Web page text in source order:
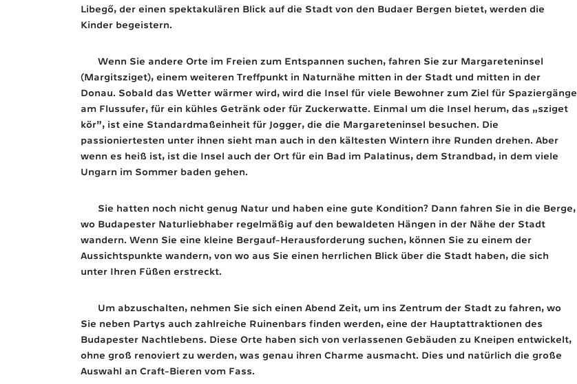
Libegő, der einen spektakulären Blick auf die Stadt von den Budaer Bergen bietet, werden die
Kinder begeistern.
Wenn Sie andere Orte im Freien zum Entspannen suchen, fahren Sie zur Margareteninsel
(Margitsziget), einem weiteren Treffpunkt in Naturnähe mitten in der Stadt und mitten in der
Donau. Sobald das Wetter wärmer wird, wird die Insel für viele Bewohner zum Ziel für Spaziergänge
am Flussufer, für ein kühles Getränk oder für Zuckerwatte. Einmal um die Insel herum, das „sziget
kör”, ist eine Standardmaßeinheit für Jogger, die die Margareteninsel besuchen. Die
passioniertesten unter ihnen sieht man auch in den kältesten Wintern ihre Runden drehen. Aber
wenn es heiß ist, ist die Insel auch der Ort für ein Bad im Palatinus, dem Strandbad, in dem viele
Ungarn im Sommer baden gehen.
Sie hatten noch nicht genug Natur und haben eine gute Kondition? Dann fahren Sie in die Berge,
wo Budapester Naturliebhaber regelmäßig auf den bewaldeten Hängen in der Nähe der Stadt
wandern. Wenn Sie eine kleine Bergauf-Herausforderung suchen, können Sie zu einem der
Aussichtspunkte wandern, von wo aus Sie einen herrlichen Blick über die Stadt haben, die sich
unter Ihren Füßen erstreckt.
Um abzuschalten, nehmen Sie sich einen Abend Zeit, um ins Zentrum der Stadt zu fahren, wo
Sie neben Partys auch zahlreiche Ruinenbars finden werden, eine der Hauptattraktionen des
Budapester Nachtlebens. Diese Orte haben sich von verlassenen Gebäuden zu Kneipen entwickelt,
ohne groß renoviert zu werden, was genau ihren Charme ausmacht. Dies und natürlich die große
Auswahl an Craft-Bieren vom Fass.